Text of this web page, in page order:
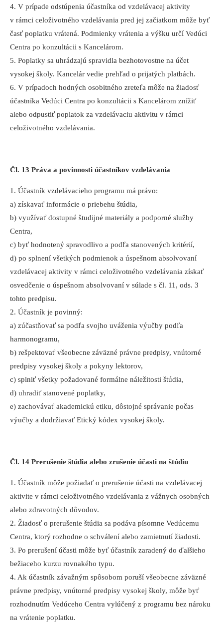
4. V prípade odstúpenia účastníka od vzdelávacej aktivity
v rámci celoživotného vzdelávania pred jej začiatkom môže byť
časť poplatku vrátená. Podmienky vrátenia a výšku určí Vedúci
Centra po konzultácii s Kancelárom.
5. Poplatky sa uhrádzajú spravidla bezhotovostne na účet
vysokej školy. Kancelár vedie prehľad o prijatých platbách.
6. V prípadoch hodných osobitného zreteľa môže na žiadosť
účastníka Vedúci Centra po konzultácii s Kancelárom znížiť
alebo odpustiť poplatok za vzdelávaciu aktivitu v rámci
celoživotného vzdelávania.
Čl. 13 Práva a povinnosti účastníkov vzdelávania
1. Účastník vzdelávacieho programu má právo:
a) získavať informácie o priebehu štúdia,
b) využívať dostupné študijné materiály a podporné služby
Centra,
c) byť hodnotený spravodlivo a podľa stanovených kritérií,
d) po splnení všetkých podmienok a úspešnom absolvovaní
vzdelávacej aktivity v rámci celoživotného vzdelávania získať
osvedčenie o úspešnom absolvovaní v súlade s čl. 11, ods. 3
tohto predpisu.
2. Účastník je povinný:
a) zúčastňovať sa podľa svojho uváženia výučby podľa
harmonogramu,
b) rešpektovať všeobecne záväzné právne predpisy, vnútorné
predpisy vysokej školy a pokyny lektorov,
c) splniť všetky požadované formálne náležitosti štúdia,
d) uhradiť stanovené poplatky,
e) zachovávať akademickú etiku, dôstojné správanie počas
výučby a dodržiavať Etický kódex vysokej školy.
Čl. 14 Prerušenie štúdia alebo zrušenie účasti na štúdiu
1. Účastník môže požiadať o prerušenie účasti na vzdelávacej
aktivite v rámci celoživotného vzdelávania z vážnych osobných
alebo zdravotných dôvodov.
2. Žiadosť o prerušenie štúdia sa podáva písomne Vedúcemu
Centra, ktorý rozhodne o schválení alebo zamietnutí žiadosti.
3. Po prerušení účasti môže byť účastník zaradený do ďalšieho
bežiaceho kurzu rovnakého typu.
4. Ak účastník závažným spôsobom poruší všeobecne záväzné
právne predpisy, vnútorné predpisy vysokej školy, môže byť
rozhodnutím Vedúceho Centra vylúčený z programu bez nároku
na vrátenie poplatku.